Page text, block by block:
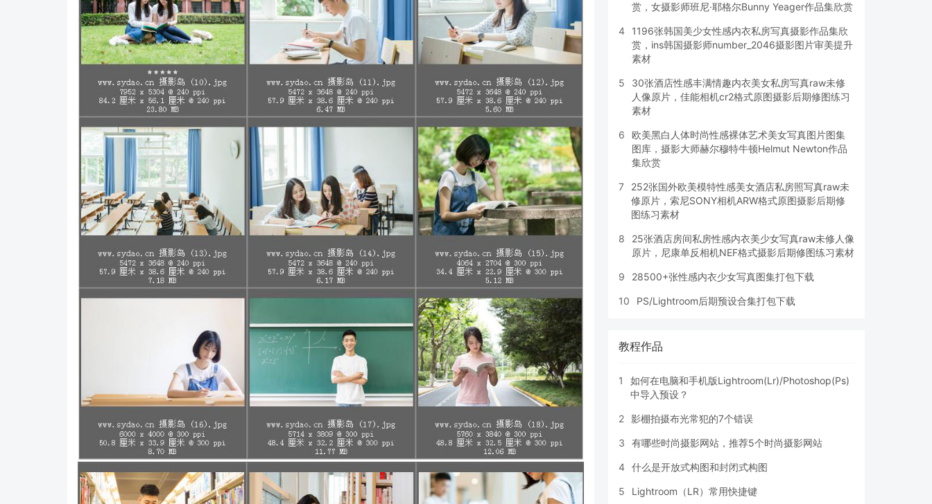
赏，女摄影师班尼·耶格尔Bunny Yeager作品集欣赏
4
1196张韩国美少女性感内衣私房写真摄影作品集欣
赏，ins韩国摄影师number_2046摄影图片审美提升
素材
5
30张酒店性感丰满情趣内衣美女私房写真raw未修
人像原片，佳能相机cr2格式原图摄影后期修图练习
素材
6
欧美黑白人体时尚性感裸体艺术美女写真图片图集
图库，摄影大师赫尔穆特牛顿Helmut Newton作品
集欣赏
7
252张国外欧美模特性感美女酒店私房照写真raw未
修原片，索尼SONY相机ARW格式原图摄影后期修
图练习素材
8
25张酒店房间私房性感内衣美少女写真raw未修人像
原片，尼康单反相机NEF格式摄影后期修图练习素材
9 28500+张性感内衣少女写真图集打包下载
10 PS/Lightroom后期预设合集打包下载
教程作品
1
如何在电脑和手机版Lightroom(Lr)/Photoshop(Ps)
中导入预设？
2 影棚拍摄布光常犯的7个错误
3 有哪些时尚摄影网站，推荐5个时尚摄影网站
4 什么是开放式构图和封闭式构图
5 Lightroom（LR）常用快捷键